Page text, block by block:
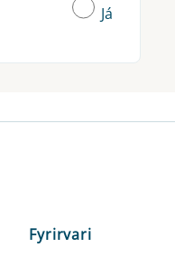
Já
Fyrirvari